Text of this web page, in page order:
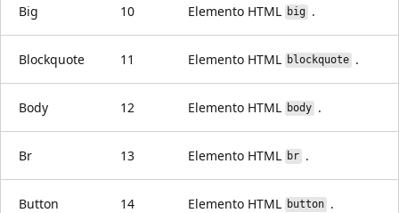
Big 10 Elemento HTML big.
Blockquote 11 Elemento HTML blockquote .
Body 12 Elemento HTML body.
Br 13 Elemento HTML br.
Button 14 Elemento HTML button .